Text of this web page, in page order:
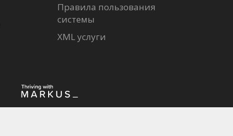
Правила пользования
системы
XML услуги